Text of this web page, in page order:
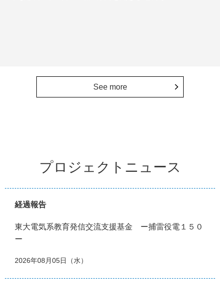
See more
プロジェクトニュース
経過報告
東大電気系教育発信交流支援基金 ー捕雷役電１５０
ー
2026年08月05日（水）